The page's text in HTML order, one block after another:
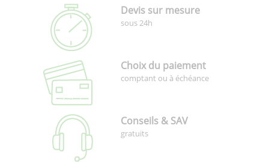
Devis sur mesure
sous 24h
Choix du paiement
comptant ou à échéance
Conseils & SAV
gratuits